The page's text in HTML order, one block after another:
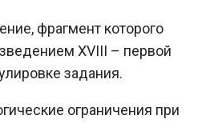
фрагмент которого
XVIII – первой
задания.
ограничения при